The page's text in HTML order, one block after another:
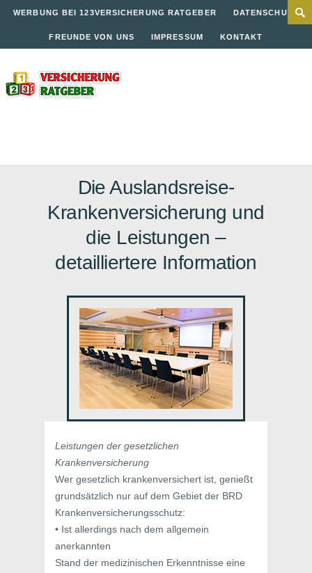
WERBUNG BEI 123VERSICHERUNG RATGEBER DATENSCHUTZ
FREUNDE VON UNS IMPRESSUM KONTAKT
Die Auslandsreise-
Krankenversicherung und
die Leistungen –
detailliertere Information
Leistungen der gesetzlichen
Krankenversicherung
Wer gesetzlich krankenversichert ist, genießt
grundsätzlich nur auf dem Gebiet der BRD
Krankenversicherungsschutz:
• Ist allerdings nach dem allgemein
anerkannten
Stand der medizinischen Erkenntnisse eine